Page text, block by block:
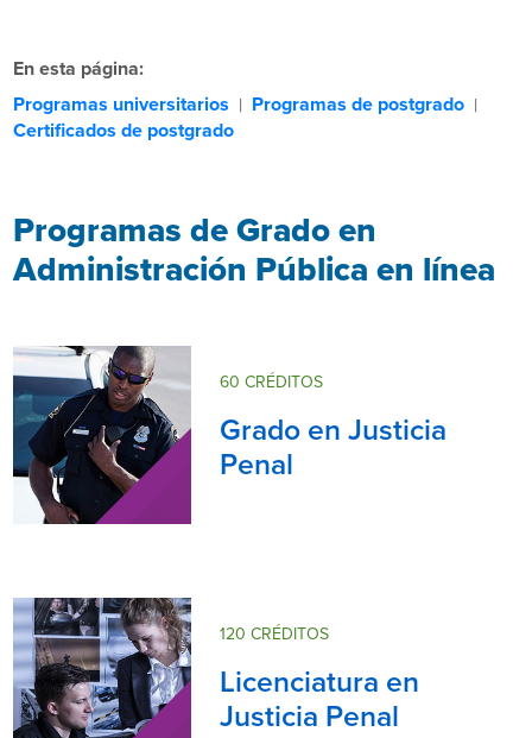
En esta página:
Programas universitarios | Programas de postgrado |
Certificados de postgrado
Programas de Grado en
Administración Pública en línea
60 CRÉDITOS
Grado en Justicia
Penal
120 CRÉDITOS
Licenciatura en
Justicia Penal